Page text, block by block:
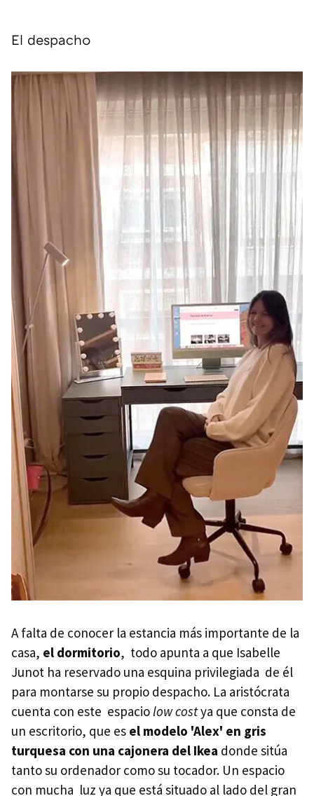
El despacho
A falta de conocer la estancia más importante de la
casa, el dormitorio, todo apunta a que Isabelle
Junot ha reservado una esquina privilegiada de él
para montarse su propio despacho. La aristócrata
cuenta con este espaciolow costya que consta de
un escritorio, que es el modelo 'Alex' en gris
turquesa con una cajonera del Ikea donde sitúa
tanto su ordenador como su tocador. Un espacio
con mucha luz ya que está situado al lado del gran